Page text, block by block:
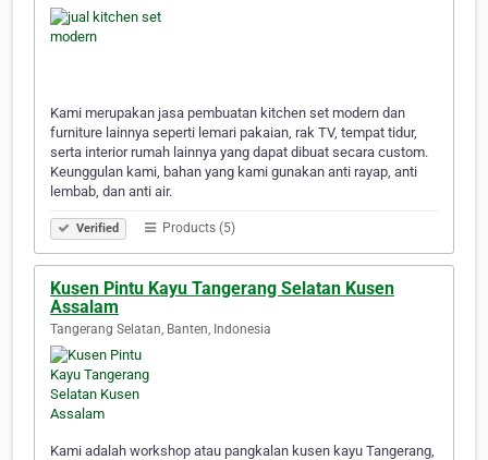
Kami merupakan jasa pembuatan kitchen set modern dan
furniture lainnya seperti lemari pakaian, rak TV, tempat tidur,
serta interior rumah lainnya yang dapat dibuat secara custom.
Keunggulan kami, bahan yang kami gunakan anti rayap, anti
lembab, dan anti air.
Verified Products (5)
Kusen Pintu Kayu Tangerang Selatan Kusen
Assalam
Tangerang Selatan, Banten, Indonesia
Kami adalah workshop atau pangkalan kusen kayu Tangerang,